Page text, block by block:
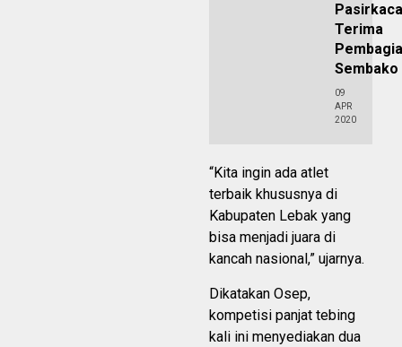
Terima
Sembako
09
APR
2020
“Kita ingin ada atlet
terbaik khususnya di
Kabupaten Lebak yang
bisa menjadi juara di
kancah nasional,” ujarnya.
Dikatakan Osep,
kompetisi panjat tebing
kali ini menyediakan dua